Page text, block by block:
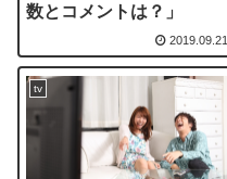
数とコメントは？」
2019.09.21
tv